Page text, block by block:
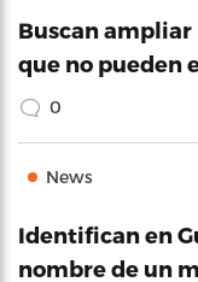
Buscan
que no pueden
0
News
Identifican en
nombre de un